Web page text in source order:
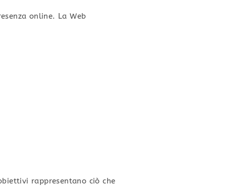
online. La Web
rappresentano ciò che